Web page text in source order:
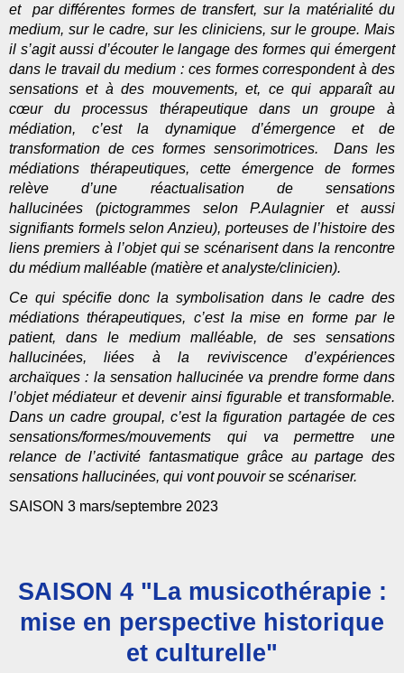
et
par différentes formes de transfert, sur la matérialité du
medium, sur le cadre, sur les cliniciens, sur le groupe. Mais
il s’agit aussi d’écouter le langage des formes qui émergent
dans le travail du medium : ces formes correspondent à des
sensations et à des mouvements, et, ce qui apparaît au
cœur du processus thérapeutique dans un groupe à
médiation, c’est la dynamique d’émergence et de
transformation de ces formes sensorimotrices. Dans les
médiations thérapeutiques, cette émergence de formes
relève d’une réactualisation de sensations
hallucinées (pictogrammes selon P.Aulagnier et aussi
signifiants formels selon Anzieu), porteuses de l’histoire des
liens premiers à l’objet qui se scénarisent dans la rencontre
du médium malléable (matière et analyste/clinicien).
Ce qui spécifie donc la symbolisation dans le cadre des
médiations thérapeutiques, c’est la mise en forme par le
patient, dans le medium malléable, de ses sensations
hallucinées, liées à la reviviscence d’expériences
archaïques : la sensation hallucinée va prendre forme dans
l’objet médiateur et devenir ainsi figurable et transformable.
Dans un cadre groupal, c’est la figuration partagée de ces
sensations/formes/mouvements qui va permettre une
relance de l’activité fantasmatique grâce au partage des
sensations hallucinées, qui vont pouvoir se scénariser.
SAISON 3 mars/septembre 2023
SAISON 4 "La musicothérapie :
mise en perspective historique
et culturelle"